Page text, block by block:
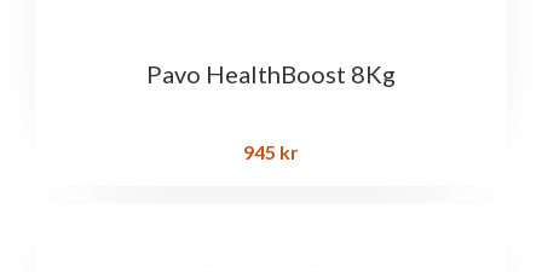
Pavo HealthBoost 8Kg
945 kr